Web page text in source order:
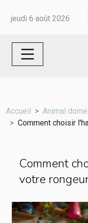
jeudi 6 août 2026
Accueil
Animal
Comment choisir
Comment
votre